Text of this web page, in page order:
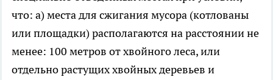
что: а) места для сжигания мусора (котлованы
или площадки) располагаются на расстоянии не
менее: 100 метров от хвойного леса, или
отдельно растущих хвойных деревьев и